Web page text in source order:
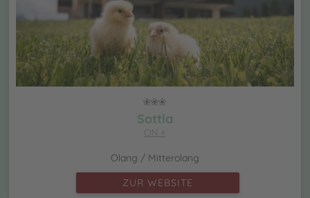
Sottla
CIN +
Olang / Mitterolang
ZUR WEBSITE